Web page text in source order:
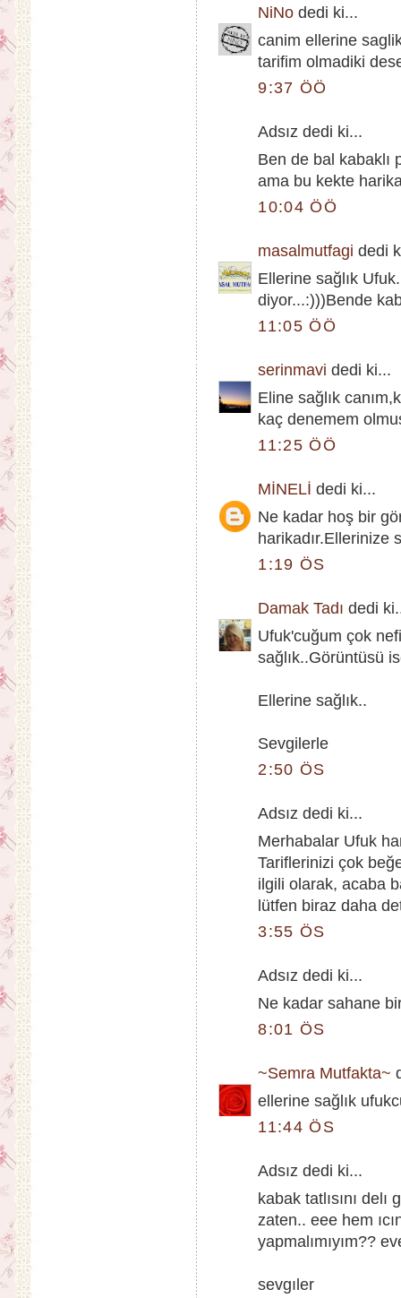
NiNo dedi ki...
canim ellerine
tarifim olmadiki
9:37 ÖÖ
Adsız dedi ki...
Ben de bal kabaklı
ama bu kekte
10:04 ÖÖ
masalmutfagi dedi
Ellerine sağlık
diyor...:)))Bende
11:05 ÖÖ
serinmavi dedi ki...
Eline sağlık
kaç denemem
11:25 ÖÖ
MİNELİ dedi ki...
Ne kadar hoş bir
harikadır.Ellerinize
1:19 ÖS
Damak Tadı dedi
Ufuk'cuğum çok
sağlık..Görüntüsü
Ellerine sağlık..
Sevgilerle
2:50 ÖS
Adsız dedi ki...
Merhabalar Ufuk
Tariflerinizi çok
ilgili olarak, acaba
lütfen biraz daha
3:55 ÖS
Adsız dedi ki...
Ne kadar sahane
8:01 ÖS
~Semra Mutfakta~
ellerine sağlık
11:44 ÖS
Adsız dedi ki...
kabak tatlısını
zaten.. eee hem
yapmalımıyım??
sevgıler